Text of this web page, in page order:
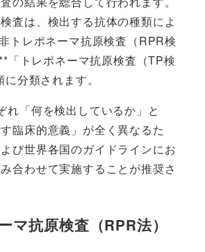
査は、検出する抗体の種類によ
トレポネーマ抗原検査（RPR検
「トレポネーマ抗原検査（TP検
分類されます。
れ「何を検出しているか」と
す臨床的意義」が全く異なるた
び世界各国のガイドラインにお
合わせて実施することが推奨さ
マ抗原検査（RPR法）